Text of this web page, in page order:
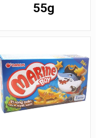
55g